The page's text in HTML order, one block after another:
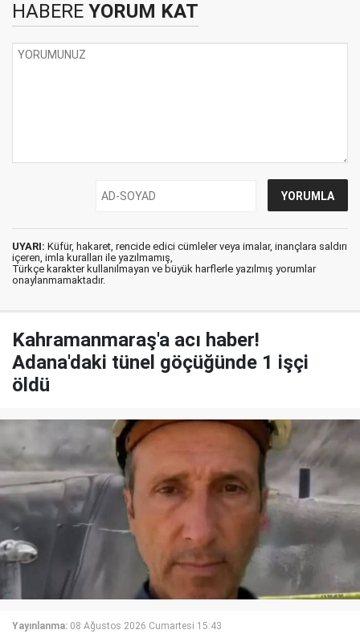
HABERE YORUM KAT
UYARI: Küfür, hakaret, rencide edici cümleler veya imalar, inançlara saldırı
içeren, imla kuralları ile yazılmamış,
Türkçe karakter kullanılmayan ve büyük harflerle yazılmış yorumlar
onaylanmamaktadır.
Kahramanmaraş'a acı haber!
Adana'daki tünel göçüğünde 1 işçi
öldü
Yayınlanma: 08 Ağustos 2026 Cumartesi 15:43